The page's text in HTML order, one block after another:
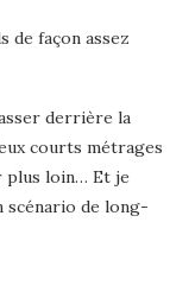
de façon assez
derrière la
courts métrages
plus loin… Et je
scénario de long-